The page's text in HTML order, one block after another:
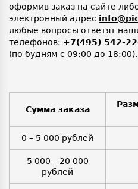
оформив заказ на сайте
электронный адрес
любые вопросы ответят
телефонов: +7(495) 542-
(по будням с 09:00 до 18:00).
Сумма заказа
0 – 5 000 рублей
5 000 – 20 000
рублей